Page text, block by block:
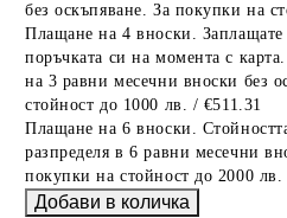
без оскъпяване. За покупки на
Плащане на 4 вноски. Заплащате
поръчката си на момента с
на 3 равни месечни вноски без
стойност до 1000 лв. / €511.31
Плащане на 6 вноски.
разпределя в 6 равни месечни
покупки на стойност до 2000 лв.